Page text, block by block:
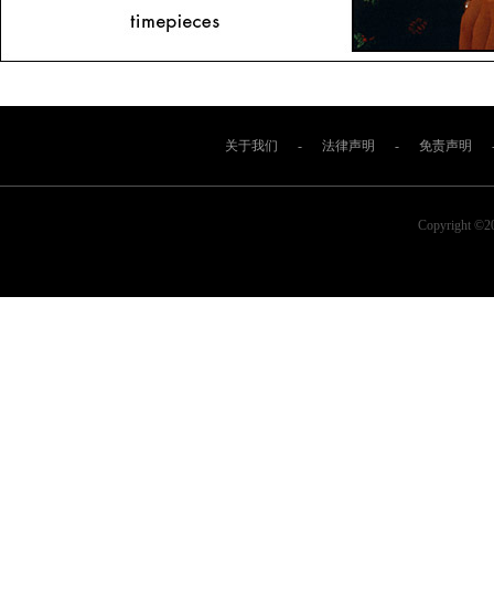
关于我们 - 法律声明 - 免责声明
Copyright